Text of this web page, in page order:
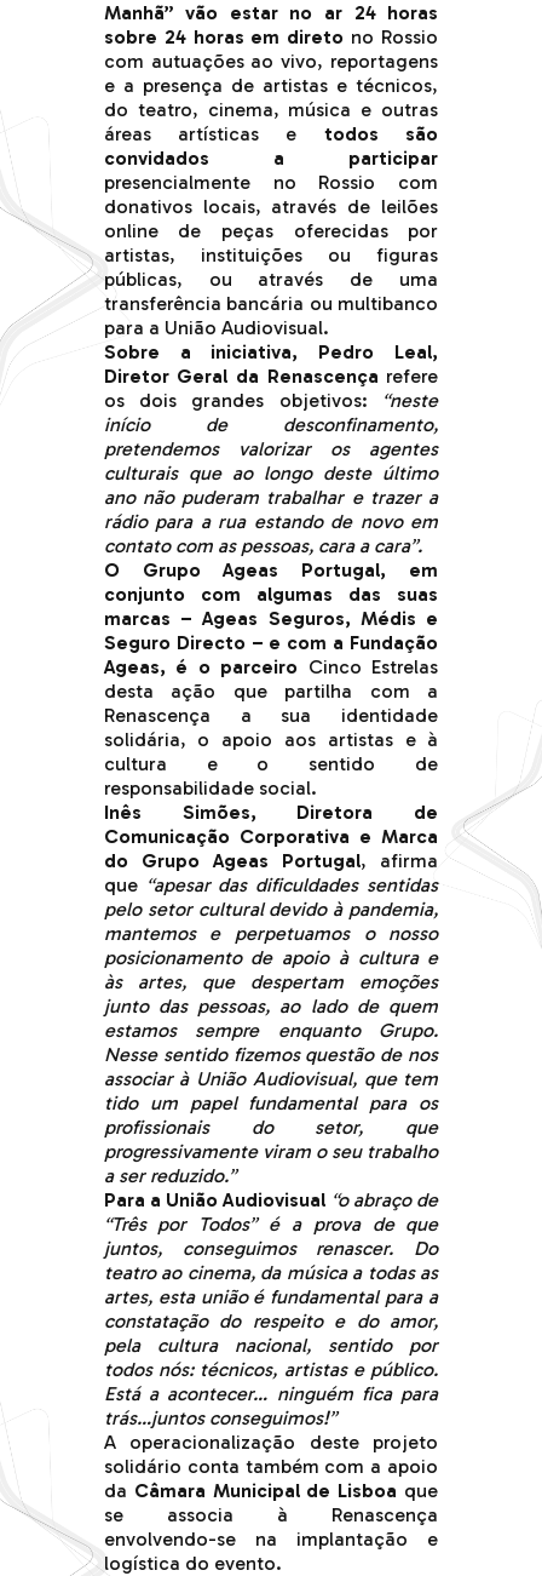
Manhã” vão estar no ar 24 horas
sobre 24 horas em direto no Rossio
com autuações ao vivo, reportagens
e a presença de artistas e técnicos,
do teatro, cinema, música e outras
áreas artísticas e todos são
convidados a participar
presencialmente no Rossio com
donativos locais, através de leilões
online de peças oferecidas por
artistas, instituições ou figuras
públicas, ou através de uma
transferência bancária ou multibanco
para a União Audiovisual.
Sobre a iniciativa, Pedro Leal,
Diretor Geral da Renascença refere
os dois grandes objetivos: “neste
início de desconfinamento,
pretendemos valorizar os agentes
culturais que ao longo deste último
ano não puderam trabalhar e trazer a
rádio para a rua estando de novo em
contato com as pessoas, cara a cara”.
O Grupo Ageas Portugal, em
conjunto com algumas das suas
marcas – Ageas Seguros, Médis e
Seguro Directo – e com a Fundação
Ageas, é o parceiro Cinco Estrelas
desta ação que partilha com a
Renascença a sua identidade
solidária, o apoio aos artistas e à
cultura e o sentido de
responsabilidade social.
Inês Simões, Diretora de
Comunicação Corporativa e Marca
do Grupo Ageas Portugal, afirma
que “apesar das dificuldades sentidas
pelo setor cultural devido à pandemia,
mantemos e perpetuamos o nosso
posicionamento de apoio à cultura e
às artes, que despertam emoções
junto das pessoas, ao lado de quem
estamos sempre enquanto Grupo.
Nesse sentido fizemos questão de nos
associar à União Audiovisual, que tem
tido um papel fundamental para os
profissionais do setor, que
progressivamente viram o seu trabalho
a ser reduzido.”
Para a União Audiovisual “o abraço de
“Três por Todos” é a prova de que
juntos, conseguimos renascer. Do
teatro ao cinema, da música a todas as
artes, esta união é fundamental para a
constatação do respeito e do amor,
pela cultura nacional, sentido por
todos nós: técnicos, artistas e público.
Está a acontecer… ninguém fica para
trás…juntos conseguimos!”
A operacionalização deste projeto
solidário conta também com a apoio
da Câmara Municipal de Lisboa que
se associa à Renascença
envolvendo-se na implantação e
logística do evento.